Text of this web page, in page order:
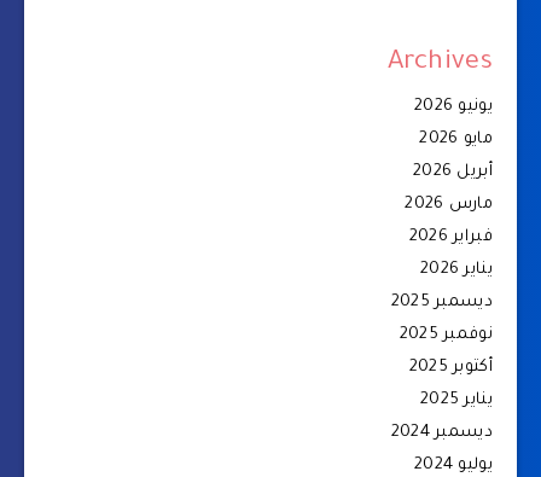
Archives
يونيو 2026
مايو 2026
أبريل 2026
مارس 2026
فبراير 2026
يناير 2026
ديسمبر 2025
نوفمبر 2025
أكتوبر 2025
يناير 2025
ديسمبر 2024
يوليو 2024